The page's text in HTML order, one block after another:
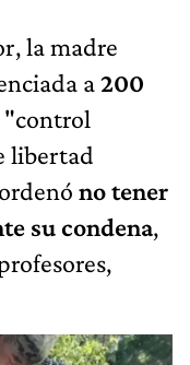
la madre
a200
"control
libertad
no tener
su condena,